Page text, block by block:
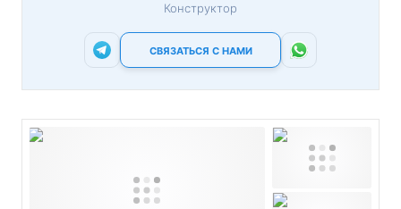
Конструктор
СВЯЗАТЬСЯ С НАМИ